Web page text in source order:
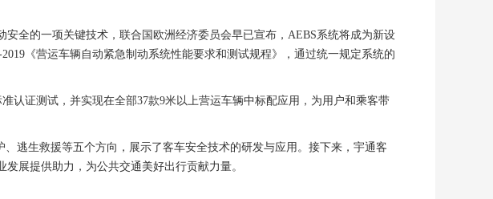
全的一项关键技术，联合国欧洲经济委员会早已宣布，AEBS系统将成为新设
《营运车辆自动紧急制动系统性能要求和测试规程》，通过统一规定系统的
认证测试，并实现在全部37款9米以上营运车辆中标配应用，为用户和乘客带
逃生救援等五个方向，展示了客车安全技术的研发与应用。接下来，宇通客
展提供助力，为公共交通美好出行贡献力量。